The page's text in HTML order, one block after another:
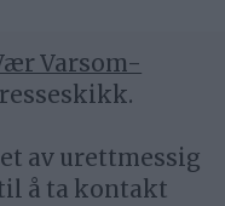
Varsom-
av urettmessig
å ta kontakt